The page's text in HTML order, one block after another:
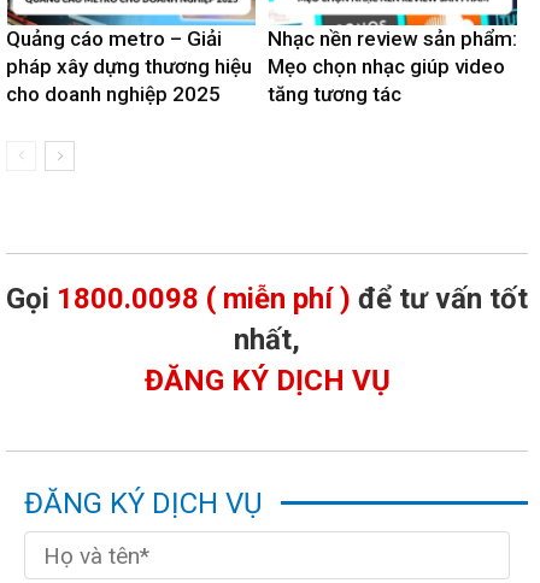
Quảng cáo metro – Giải
pháp xây dựng thương hiệu
cho doanh nghiệp 2025
Nhạc nền review sản phẩm:
Mẹo chọn nhạc giúp video
tăng tương tác
Gọi 1800.0098 ( miễn phí ) để tư vấn tốt
nhất,
ĐĂNG KÝ DỊCH VỤ
ĐĂNG KÝ DỊCH VỤ